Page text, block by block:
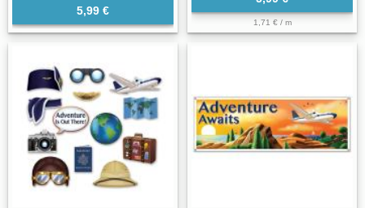
5,99 €
1,71 € / m